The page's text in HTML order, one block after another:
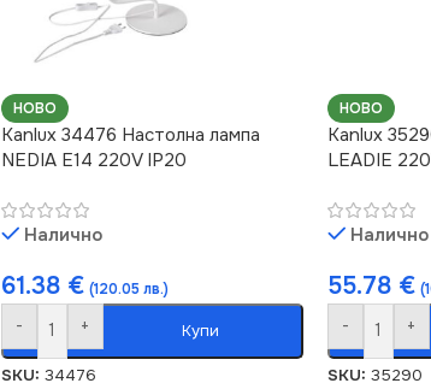
НОВО
Kanlux 34476 Настолна лампа
NEDIA E14 220V IP20
Налично
61.38 € (120.05 лв.)
- + Купи
SKU: 34476
НОВО
Kanlux
LEADIE
Налично
55.78 €
- +
SKU: 35290